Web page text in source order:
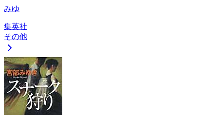
みゆ
集英社
その他